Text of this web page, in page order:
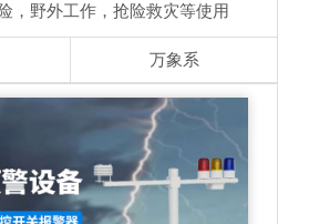
，野外工作，抢险救灾等使用
万象系